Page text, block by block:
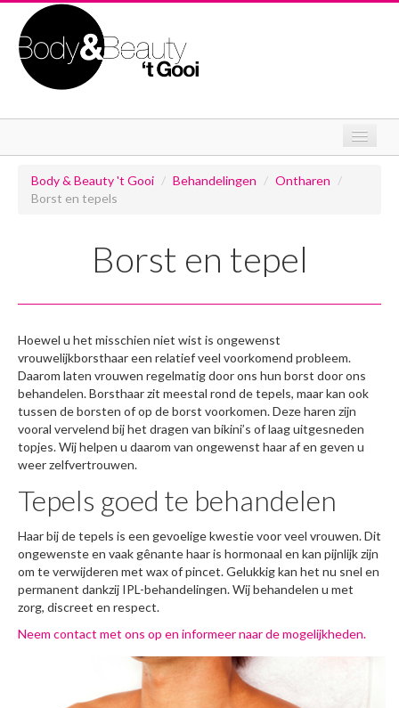
Behandelingen
Huidverbetering
Ontspanningsmassage
Over mij
Prijzen
Contact
Body & Beauty 't Gooi / Behandelingen / Ontharen /
Borst en tepels
Borst en tepel
Hoewel u het misschien niet wist is ongewenst
vrouwelijkborsthaar een relatief veel voorkomend probleem.
Daarom laten vrouwen regelmatig door ons hun borst door ons
behandelen. Borsthaar zit meestal rond de tepels, maar kan ook
tussen de borsten of op de borst voorkomen. Deze haren zijn
vooral vervelend bij het dragen van bikini’s of laag uitgesneden
topjes. Wij helpen u daarom van ongewenst haar af en geven u
weer zelfvertrouwen.
Tepels goed te behandelen
Haar bij de tepels is een gevoelige kwestie voor veel vrouwen. Dit
ongewenste en vaak gênante haar is hormonaal en kan pijnlijk zijn
om te verwijderen met wax of pincet. Gelukkig kan het nu snel en
permanent dankzij IPL-behandelingen. Wij behandelen u met
zorg, discreet en respect.
Neem contact met ons op en informeer naar de mogelijkheden.